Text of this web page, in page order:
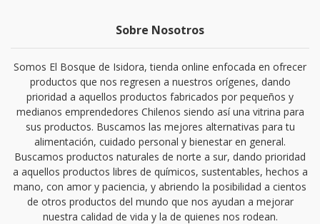
Sobre Nosotros
Somos El Bosque de Isidora, tienda online enfocada en ofrecer
productos que nos regresen a nuestros orígenes, dando
prioridad a aquellos productos fabricados por pequeños y
medianos emprendedores Chilenos siendo así una vitrina para
sus productos. Buscamos las mejores alternativas para tu
alimentación, cuidado personal y bienestar en general.
Buscamos productos naturales de norte a sur, dando prioridad
a aquellos productos libres de químicos, sustentables, hechos a
mano, con amor y paciencia, y abriendo la posibilidad a cientos
de otros productos del mundo que nos ayudan a mejorar
nuestra calidad de vida y la de quienes nos rodean.